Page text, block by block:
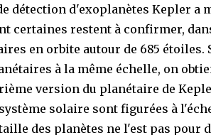
détection d'exoplanètes Kepler a
certaines restent à confirmer,
en orbite autour de 685 étoiles.
à la même échelle, on
version du planétaire de
solaire sont figurées à
des planètes ne l'est pas pour